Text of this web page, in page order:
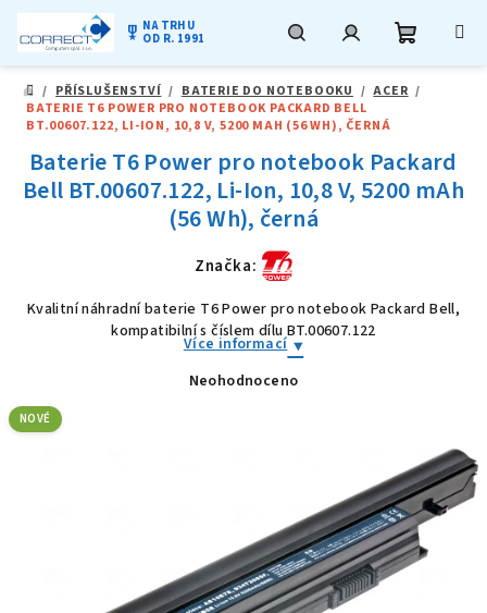
obsah
military_tech NA TRHU
OD R. 1991
DOMŮ
/ PŘÍSLUŠENSTVÍ / BATERIE DO NOTEBOOKU / ACER /
BATERIE T6 POWER PRO NOTEBOOK PACKARD BELL
BT.00607.122, LI-ION, 10,8 V, 5200 MAH (56 WH), ČERNÁ
Baterie T6 Power pro notebook Packard
Bell BT.00607.122, Li-Ion, 10,8 V, 5200 mAh
(56 Wh), černá
Značka:
Kvalitní náhradní baterie T6 Power pro notebook Packard Bell,
kompatibilní s číslem dílu BT.00607.122
Více informací
Průměrné
Neohodnoceno
NOVÉ